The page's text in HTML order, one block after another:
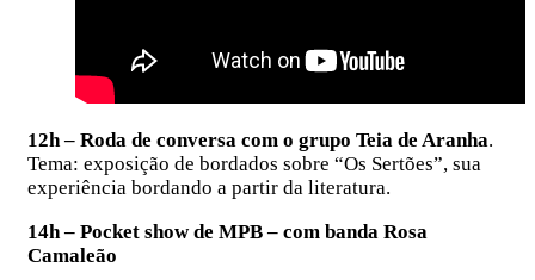
12h – Roda de conversa com o grupo Teia de Aranha.
Tema: exposição de bordados sobre “Os Sertões”, sua
experiência bordando a partir da literatura.
14h – Pocket show de MPB – com banda Rosa
Camaleão